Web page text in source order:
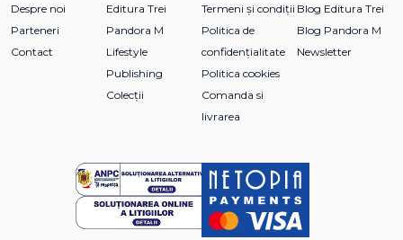
Despre noi
Parteneri
Contact
Editura Trei
Pandora M
Lifestyle
Publishing
Colecții
Termeni și condiții
Politica de
confidențialitate
Politica cookies
Comanda si
livrarea
Blog Editura Trei
Blog Pandora M
Newsletter